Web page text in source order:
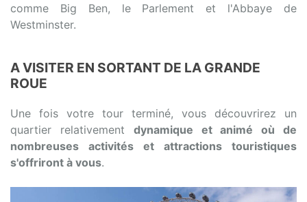
comme Big Ben, le Parlement et l'Abbaye de
Westminster.
A VISITER EN SORTANT DE LA GRANDE
ROUE
Une fois votre tour terminé, vous découvrirez un
quartier relativement dynamique et animé où de
nombreuses activités et attractions touristiques
s'offriront à vous.